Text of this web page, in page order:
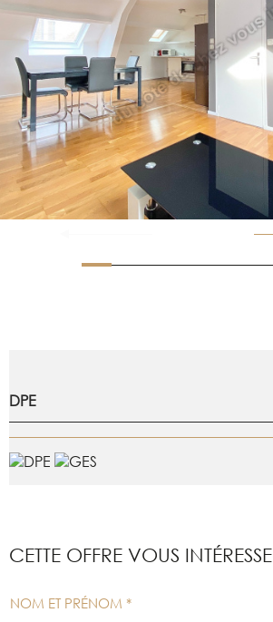
DPE
CETTE OFFRE VOUS INTÉRESSE
NOM ET PRÉNOM *